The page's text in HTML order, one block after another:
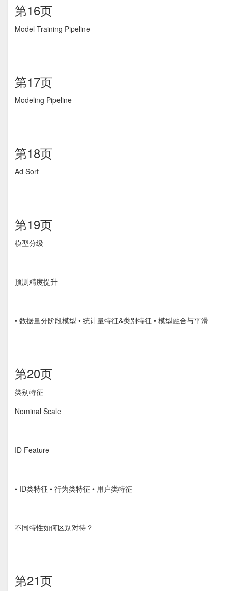
第16页
Model Training Pipeline
第17页
Modeling Pipeline
第18页
Ad Sort
第19页
模型分级
预测精度提升
• 数据量分阶段模型 • 统计量特征&类别特征 • 模型融合与平滑
第20页
类别特征
Nominal Scale
ID Feature
• ID类特征 • 行为类特征 • 用户类特征
不同特性如何区别对待？
第21页